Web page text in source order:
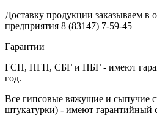
Доставку продукции заказываем в
предприятия 8 (83147) 7-59-45
Гарантии
ГСП, ПГП, СБГ и ПБГ - имеют
год.
Все гипсовые вяжущие и сыпучие
штукатурки) - имеют гарантийный